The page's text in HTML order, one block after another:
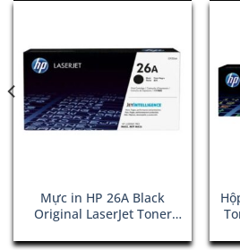
Mực in HP 26A Black
Original LaserJet Toner